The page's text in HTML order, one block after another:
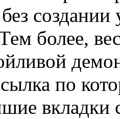
создании
более,
по
вкладки